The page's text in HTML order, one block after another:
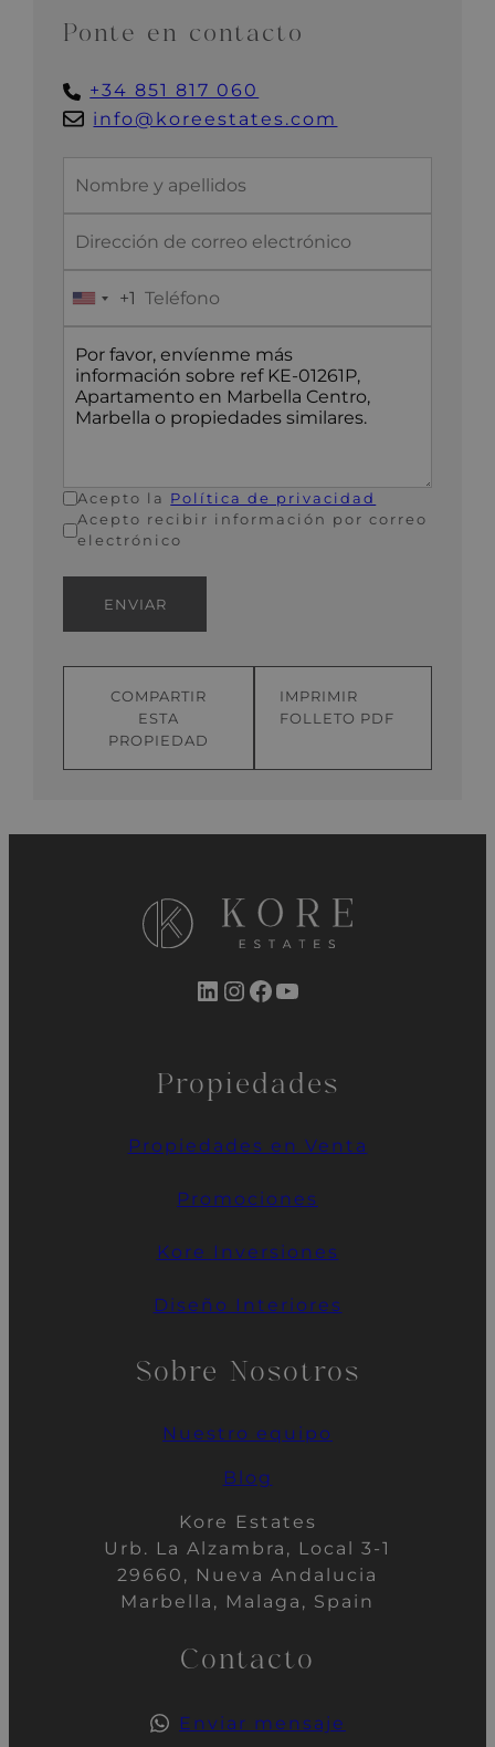
Ponte en contacto
+34 851 817 060
info@koreestates.com
United
States
+1
+1
Acepto la Política de privacidad
Acepto recibir información por correo
electrónico
ENVIAR
COMPARTIR
ESTA
PROPIEDAD
IMPRIMIR
FOLLETO PDF
LinkedIn InstagramFacebook YouTube
Propiedades
Propiedades en Venta
Promociones
Kore Inversiones
Diseño Interiores
Sobre Nosotros
Nuestro equipo
Blog
Kore Estates
Urb. La Alzambra, Local 3-1
29660, Nueva Andalucia
Marbella, Malaga, Spain
Contacto
Enviar mensaje